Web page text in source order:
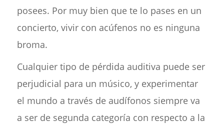
posees. Por muy bien que te lo pases en un
concierto, vivir con acúfenos no es ninguna
broma.
Cualquier tipo de pérdida auditiva puede ser
perjudicial para un músico, y experimentar
el mundo a través de audífonos siempre va
a ser de segunda categoría con respecto a la